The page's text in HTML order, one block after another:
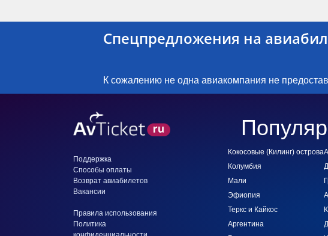
Спецпредложения на
К сожалению не одна авиакомпания не
Кокосовые (Килинг) острова
Колумбия
Мали
Эфиопия
Теркс и Кайкос
Аргентина
Поддержка
Способы оплаты
Возврат авиабилетов
Вакансии
Правила использования
Политика